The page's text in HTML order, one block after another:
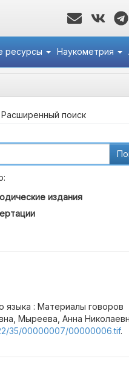
ресурсы Наукометрия
Расширенный поиск
издания
языка : Материалы говоров
Мыреева, Анна
35/00000007/00000006.tif.